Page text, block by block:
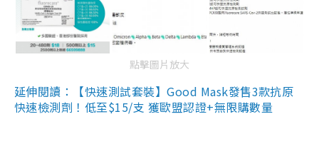
點擊圖片放大
延伸閱讀：【快速測試套裝】Good Mask發售3款抗原
快速檢測劑！低至$15/支 獲歐盟認證+無限購數量